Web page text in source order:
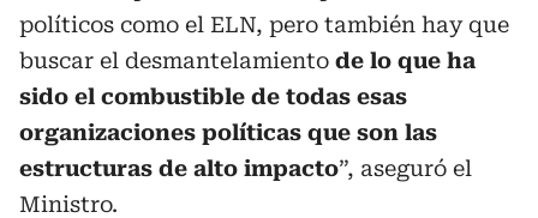
políticos como el ELN, pero también hay que
buscar el desmantelamiento de lo que ha
sido el combustible de todas esas
organizaciones políticas que son las
estructuras de alto impacto”, aseguró el
Ministro.